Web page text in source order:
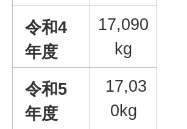
令和4
年度
17,090
kg
令和5
年度
17,03
0kg